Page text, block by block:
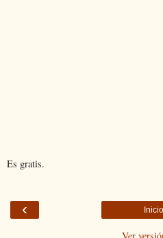
Es gratis.
‹ Inicio